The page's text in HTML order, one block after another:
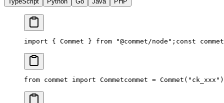
import { Commet } from "@commet/node"; const
from commet import Commetcommet = Commet("ck_xxx")